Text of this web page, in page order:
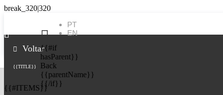
PT
EN

{{#if
hasParent}}
Back
{{parentName}}
{{/if}}
Voltar
{{TITLE}}
{{#ITEMS}}